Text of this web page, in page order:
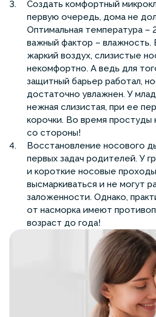
Создать комфортный
первую очередь, дома не
Оптимальная температура –
важный фактор – влажность.
жаркий воздух, слизистые
некомфортно. А ведь для
защитный барьер работал,
достаточно увлажнен. У
нежная слизистая, при ее
корочки. Во время
со стороны!
Восстановление носового
первых задач родителей. У
и короткие носовые
высмаркиваться и не могут
заложенности. Однако,
от насморка имеют
возраст до года!